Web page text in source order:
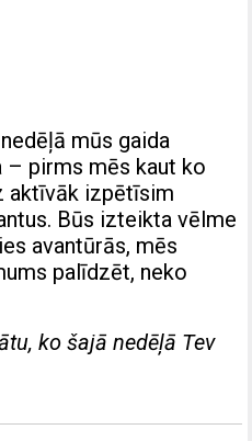
mūs gaida
– pirms mēs kaut ko
aktīvāk izpētīsim
Būs izteikta vēlme
avantūrās, mēs
palīdzēt, neko
ko šajā nedēļā Tev